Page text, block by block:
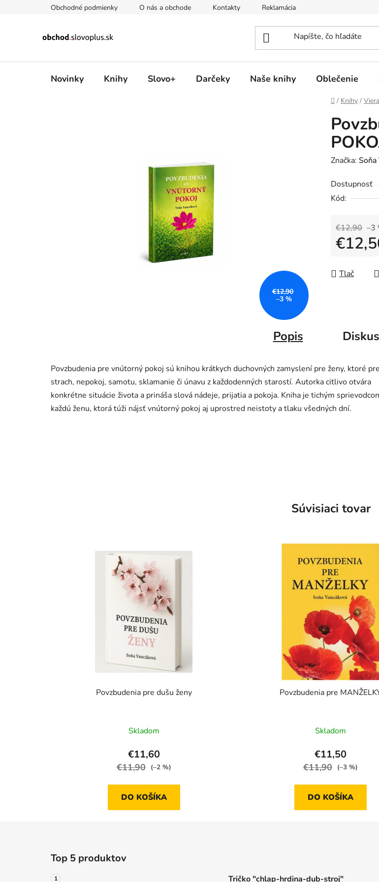
Obchodné podmienky O nás a obchode Kontakty Reklamácia
Novinky Knihy Slovo+ Darčeky Naše knihy Oblečenie
Domov
/ Knihy / Viera
Značka: Soňa
Dostupnosť
Kód:
€12,90 –3
Tlač
€12,90
–3 %
Popis
Povzbudenia pre vnútorný pokoj sú knihou krátkych duchovných zamyslení pre ženy, ktoré
strach, nepokoj, samotu, sklamanie či únavu z každodenných starostí. Autorka citlivo otvára
konkrétne situácie života a prináša slová nádeje, prijatia a pokoja. Kniha je tichým
každú ženu, ktorá túži nájsť vnútorný pokoj aj uprostred neistoty a tlaku všedných dní.
Súvisiaci tovar
Povzbudenia pre dušu ženy
Skladom
€11,60
€11,90 (–2 %)
DO KOŠÍKA
Povzbudenia pre
Skladom
€11,50
€11,90 (–3 %)
DO KOŠÍKA
Top 5 produktov
Tričko "chlap-hrdina-dub-stroj"